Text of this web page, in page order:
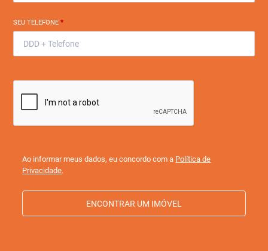
SEU TELEFONE*
Ao informar meus dados, eu concordo com a Política de
Privacidade.
ENCONTRAR UM IMÓVEL